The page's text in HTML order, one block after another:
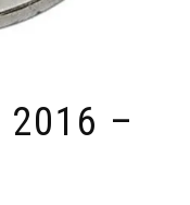
2016 –